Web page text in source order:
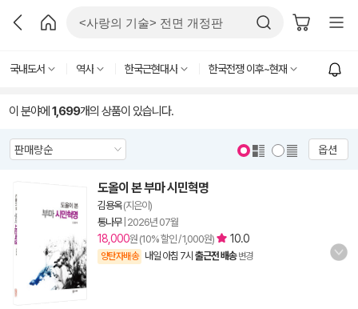
국내도서 역사 한국근현대사 한국전쟁 이후~현재
이 분야에 1,699개의 상품이 있습니다.
옵션
도올이 본 부마 시민혁명
김용옥(지은이)
통나무| 2026년 07월
18,000원 (10% 할인 / 1,000원) 10.0
양탄자배송 내일 아침 7시 출근전 배송 변경